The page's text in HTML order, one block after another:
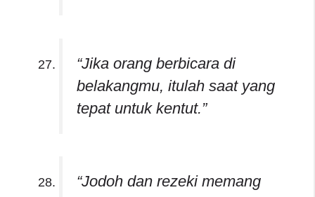
“Jika orang berbicara di
belakangmu, itulah saat yang
tepat untuk kentut.”
“Jodoh dan rezeki memang